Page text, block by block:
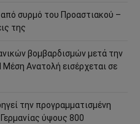
συρμό του Προαστιακού –
της
βομβαρδισμών μετά την
Μέση Ανατολή εισέρχεται σε
την προγραμματισμένη
ύψους 800